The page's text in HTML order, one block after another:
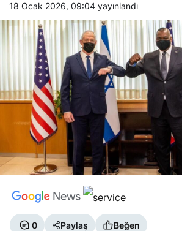
18 Ocak 2026, 09:04 yayınlandı
0 Paylaş Beğen